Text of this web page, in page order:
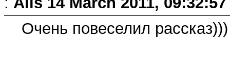
Очень повеселил